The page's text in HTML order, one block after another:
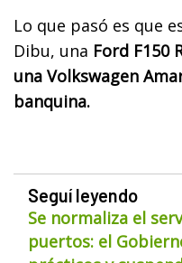
Lo que pasó es que
Dibu, una Ford F150
una Volkswagen
banquina.
Seguí leyendo
Se normaliza el
puertos: el